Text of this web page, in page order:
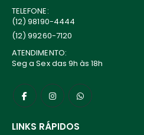
TELEFONE:
(12) 98190-4444
(12) 99260-7120
ATENDIMENTO:
Seg a Sex das 9h às 18h
LINKS RÁPIDOS